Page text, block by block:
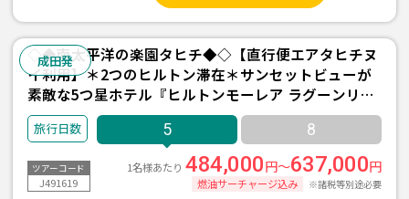
成田発
◇◆南太平洋の楽園タヒチ◆◇【直行便エアタヒチヌ
イ利用】＊2つのヒルトン滞在＊サンセットビューが
素敵な5つ星ホテル『ヒルトンモーレア ラグーンリゾ
ート＆スパ(水上バンガロー/朝食付)/2泊』＋パペーテ
1泊 5日間 ＜往復送迎付き＞
5 8
ツアーコード
J491619
1名様あたり 484,000円～637,000円
燃油サーチャージ込み ※諸税等別途必要